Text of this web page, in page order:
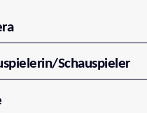
Tirol
Vorarlberg
Schauspieler